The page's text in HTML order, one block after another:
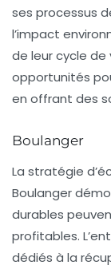
ses processus
l’impact
de leur cycle de
opportunités
en offrant des
Boulanger
La stratégie
Boulanger
durables
profitables.
dédiés à la